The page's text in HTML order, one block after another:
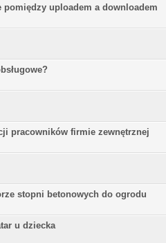
pomiędzy uploadem a downloadem
pracowników firmie zewnętrznej
stopni betonowych do ogrodu
u dziecka